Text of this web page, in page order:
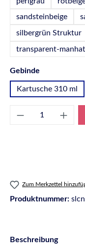
sandsteinbeige
silbergrün Struktur
transparent-
Gebinde
Kartusche 310 ml
Produkt
Zum Merkzettel
Produktnummer:
Beschreibung